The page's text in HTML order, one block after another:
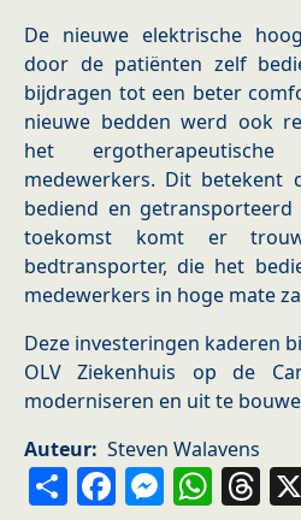
De nieuwe elektrische
door de patiënten zelf
bijdragen tot een beter
nieuwe bedden werd ook
het
medewerkers. Dit betekent
bediend en
toekomst komt er
bedtransporter, die het
medewerkers in hoge mate
Deze investeringen kaderen
OLV Ziekenhuis op de
moderniseren en uit te
Auteur Steven Walavens
ShareFacebook